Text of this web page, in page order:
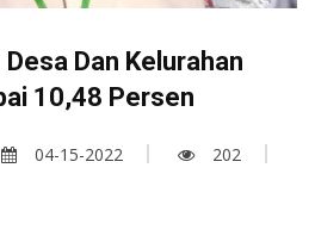
Dan Kelurahan
10,48 Persen
04-15-2022
202